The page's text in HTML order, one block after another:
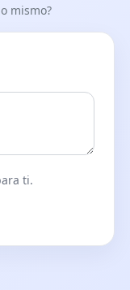
mismo?
ti.